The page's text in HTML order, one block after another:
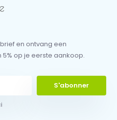
en ontvang een
op je eerste aankoop.
S'abonner